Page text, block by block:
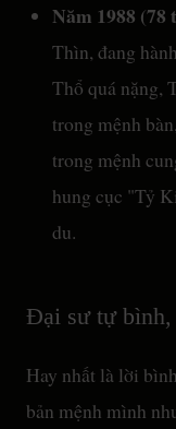
Năm 1988
Thìn, đang
Thổ quá nặng,
trong mệnh
trong mệnh
hung cục "Tỷ
du.
Đại sư tự bình,
Hay nhất là lời
bản mệnh mình